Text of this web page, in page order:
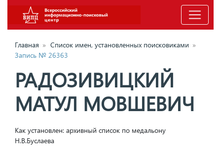
Главная » Список имен, установленных поисковиками »
Запись № 26363
РАДОЗИВИЦКИЙ
МАТУЛ МОВШЕВИЧ
Как установлен: архивный список по медальону
Н.В.Буслаева